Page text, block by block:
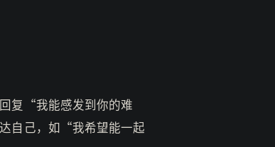
复“我能感发到你的难
自己，如“我希望能一起